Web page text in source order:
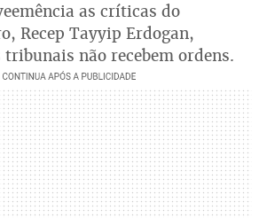
as críticas do
Recep Tayyip Erdogan,
não recebem ordens.